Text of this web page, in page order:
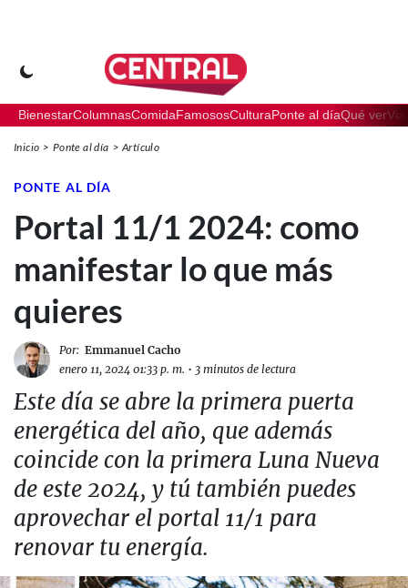
BienestarColumnasComidaFamososCulturaPonte al díaQué ver
Inicio Ponte al día Artículo
PONTE AL DÍA
Portal 11/1 2024: como
manifestar lo que más
quieres
Por: Emmanuel Cacho
enero 11, 2024 01:33 p. m. • 3 minutos de lectura
Este día se abre la primera puerta
energética del año, que además
coincide con la primera Luna Nueva
de este 2024, y tú también puedes
aprovechar el portal 11/1 para
renovar tu energía.